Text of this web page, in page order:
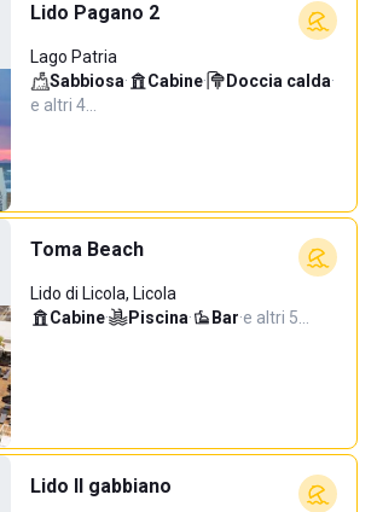
Lido Pagano 2
Lago Patria
Sabbiosa· Cabine· Doccia calda·
e altri 4…
Toma Beach
Lido di Licola, Licola
Cabine· Piscina· Bar·e altri 5…
Lido Il gabbiano